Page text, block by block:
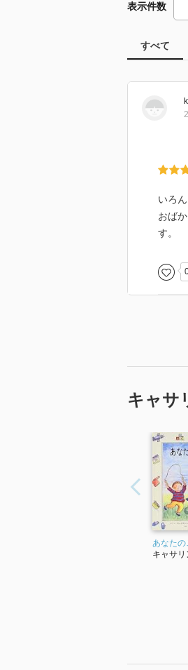
表示件数
すべて
いろ
おば
す。
キャサ
あなたの
キャサ